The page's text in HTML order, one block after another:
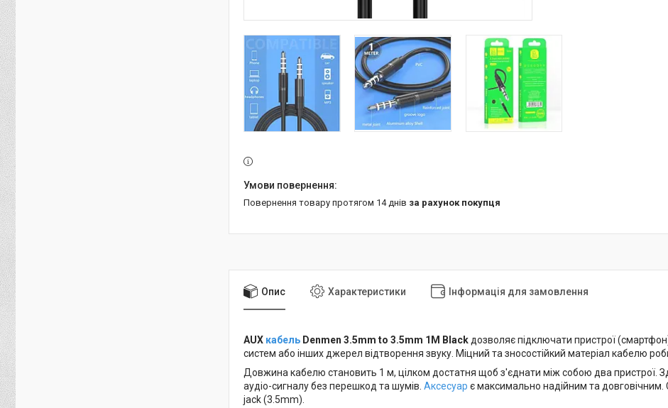
повернення товару протягом 14 днів за рахунок покупця
Опис Характеристики Інформація для замовлення
AUX кабель Denmen 3.5mm to 3.5mm 1M Black дозволяє підключати пристрої
систем або інших джерел відтворення звуку. Міцний та зносостійкий матеріал кабелю
Довжина кабелю становить 1 м, цілком достатня щоб з'єднати між собою два пристрої.
аудіо-сигналу без перешкод та шумів. Аксесуар є максимально надійним та
jack (3.5mm).